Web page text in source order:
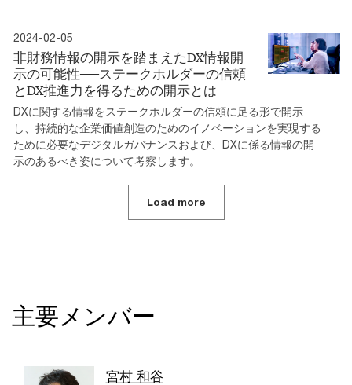
2024-02-05
非財務情報の開示を踏まえたDX情報開
示の可能性──ステークホルダーの信頼
とDX推進力を得るための開示とは
DXに関する情報をステークホルダーの信頼に足る形で開示
し、持続的な企業価値創造のためのイノベーションを実現する
ために必要なデジタルガバナンスおよび、DXに係る情報の開
示のあるべき姿について考察します。
Load more
主要メンバー
宮村 和谷